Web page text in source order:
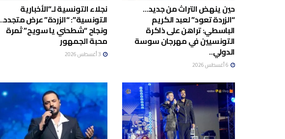
حين ينهض التراث من جديد…
“الزردة تعود” لعبد الكريم
الباسطي: تراهن على ذاكرة
التونسيين في مهرجان سوسة
الدولي..
نجلاء التونسية لـ”الأخبارية
التونسية”: “الزردة” عرض متجدد..
ونجاح “شطحني يا سويح” ثمرة
محبة الجمهور